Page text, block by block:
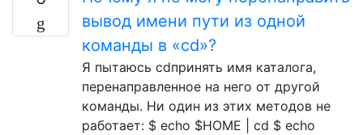
вывод имени пути из одной
команды в «cd»?
Я пытаюсь cdпринять имя каталога,
перенаправленное на него от другой
команды. Ни один из этих методов не
работает: $ echo $HOME | cd $ echo